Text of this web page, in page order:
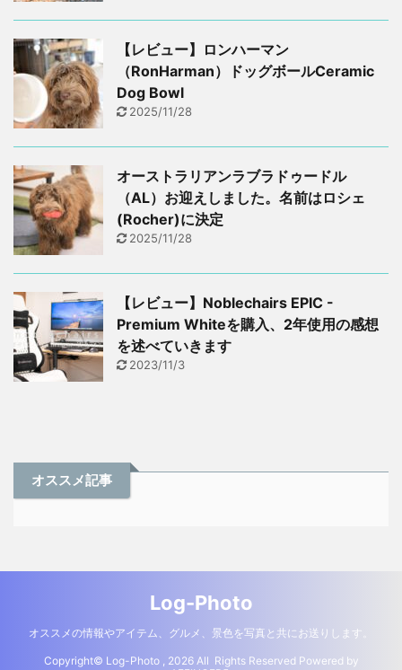
【レビュー】ロンハーマン
（RonHarman）ドッグボールCeramic
Dog Bowl
2025/11/28
オーストラリアンラブラドゥードル
（AL）お迎えしました。名前はロシェ
(Rocher)に決定
2025/11/28
【レビュー】Noblechairs EPIC -
Premium Whiteを購入、2年使用の感想
を述べていきます
2023/11/3
オススメ記事
Log-Photo
オススメの情報やアイテム、グルメ、景色を写真と共にお送りします。
Copyright© Log-Photo , 2026 All Rights Reserved Powered by